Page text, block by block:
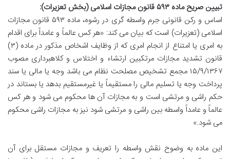
تبیین صریح ماده ۵۹۳ قانون مجازات اسلامی (بخش تعزیرات):
اساس و رکن قانونی جرم واسطه گری در رشوه، ماده ۵۹۳ قانون مجازات
اسلامی (تعزیرات) است که بیان می کند: «هر کس عالماً و عامداً برای اقدام
به امری یا امتناع از انجام امری که از وظایف اشخاص مذکور در ماده (۳)
قانون تشدید مجازات مرتکبین ارتشاء و اختلاس و کلاهبرداری مصوب
۱۵/۹/۱۳۶۷ مجمع تشخیص مصلحت نظام می باشد وجه یا مالی یا سند
پرداخت وجه یا تسلیم مالی را مستقیماً یا غیرمستقیم بدهد یا بستاند در
حکم راشی و مرتشی است و به مجازات آن ها محکوم می شود و هر کس
عالماً و عامداً واسطه بین راشی و مرتشی شود نیز به مجازات راشی محکوم
می شود.»
این ماده به وضوح نقش واسطه را تعریف و مجازات مستقل برای آن